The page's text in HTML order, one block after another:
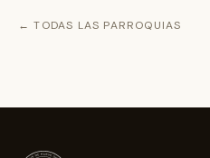
← TODAS LAS PARROQUIAS